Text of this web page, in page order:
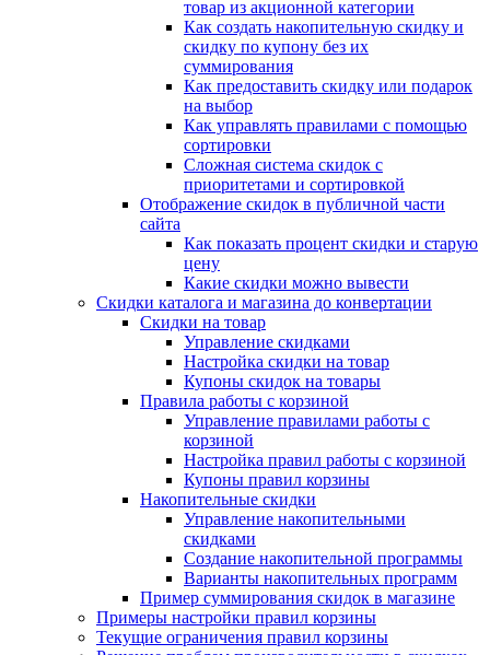
товар из акционной категории
Как создать накопительную скидку и
скидку по купону без их
суммирования
Как предоставить скидку или подарок
на выбор
Как управлять правилами с помощью
сортировки
Сложная система скидок с
приоритетами и сортировкой
Отображение скидок в публичной части
сайта
Как показать процент скидки и старую
цену
Какие скидки можно вывести
Скидки каталога и магазина до конвертации
Скидки на товар
Управление скидками
Настройка скидки на товар
Купоны скидок на товары
Правила работы с корзиной
Управление правилами работы с
корзиной
Настройка правил работы с корзиной
Купоны правил корзины
Накопительные скидки
Управление накопительными
скидками
Создание накопительной программы
Варианты накопительных программ
Пример суммирования скидок в магазине
Примеры настройки правил корзины
Текущие ограничения правил корзины